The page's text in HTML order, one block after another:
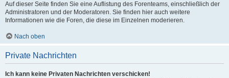
Auf dieser Seite finden Sie eine Auflistung des Forenteams, einschließlich der
Administratoren und der Moderatoren. Sie finden hier auch weitere
Informationen wie die Foren, die diese im Einzelnen moderieren.
Nach oben
Private Nachrichten
Ich kann keine Privaten Nachrichten verschicken!